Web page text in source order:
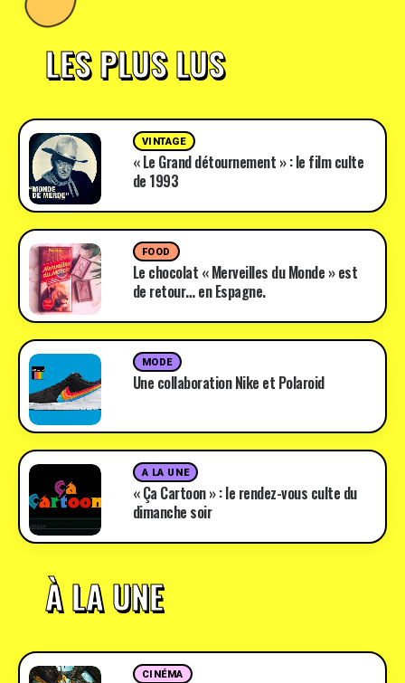
LES PLUS LUS
VINTAGE
« Le Grand détournement » : le film culte
de 1993
FOOD
Le chocolat « Merveilles du Monde » est
de retour… en Espagne.
MODE
Une collaboration Nike et Polaroid
A LA UNE
« Ça Cartoon » : le rendez-vous culte du
dimanche soir
À LA UNE
CINÉMA